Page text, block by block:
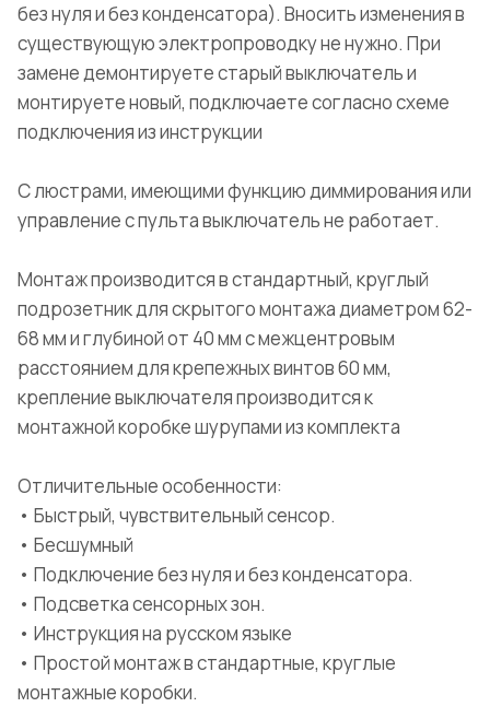
без нуля и без конденсатора). Вносить изменения в
существующую электропроводку не нужно. При
замене демонтируете старый выключатель и
монтируете новый, подключаете согласно схеме
подключения из инструкции
С люстрами, имеющими функцию диммирования или
управление с пульта выключатель не работает.
Монтаж производится в стандартный, круглый
подрозетник для скрытого монтажа диаметром 62-
68 мм и глубиной от 40 мм с межцентровым
расстоянием для крепежных винтов 60 мм,
крепление выключателя производится к
монтажной коробке шурупами из комплекта
Отличительные особенности:
• Быстрый, чувствительный сенсор.
• Бесшумный
• Подключение без нуля и без конденсатора.
• Подсветка сенсорных зон.
• Инструкция на русском языке
• Простой монтаж в стандартные, круглые
монтажные коробки.